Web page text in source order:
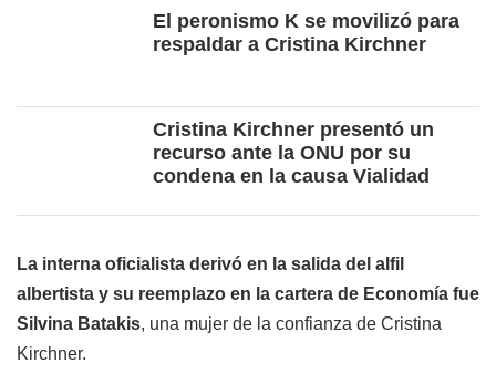
El peronismo K se movilizó para
respaldar a Cristina Kirchner
Cristina Kirchner presentó un
recurso ante la ONU por su
condena en la causa Vialidad
La interna oficialista derivó en la salida del alfil
albertista y su reemplazo en la cartera de Economía fue
Silvina Batakis, una mujer de la confianza de Cristina
Kirchner.